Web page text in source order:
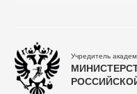
Учредитель